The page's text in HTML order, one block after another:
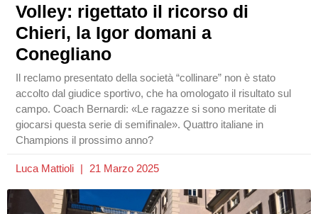
Volley: rigettato il ricorso di
Chieri, la Igor domani a
Conegliano
Il reclamo presentato della società “collinare” non è stato
accolto dal giudice sportivo, che ha omologato il risultato sul
campo. Coach Bernardi: «Le ragazze si sono meritate di
giocarsi questa serie di semifinale». Quattro italiane in
Champions il prossimo anno?
Luca Mattioli 21 Marzo 2025